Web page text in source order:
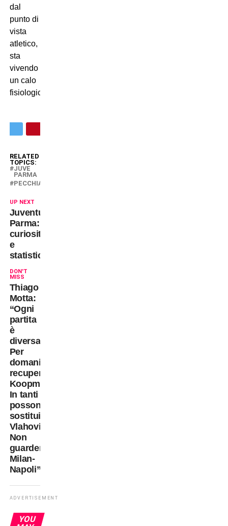
dal
punto di
vista
atletico,
sta
vivendo
un calo
fisiologico”.
RELATED
TOPICS:
JUVE
PARMA
PECCHIA
UP NEXT
Juventus-
Parma:
curiosità
e
statistiche
DON'T
MISS
Thiago
Motta:
“Ogni
partita
è
diversa.
Per
domani
recuperiamo
Koopmeiners.
In tanti
possono
sostituire
Vlahovic.
Non
guarderò
Milan-
Napoli”.
ADVERTISEMENT
YOU